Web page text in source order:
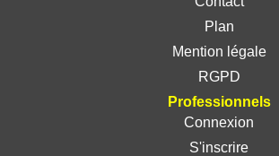
Plan
Mention légale
RGPD
Professionnels
Connexion
S'inscrire